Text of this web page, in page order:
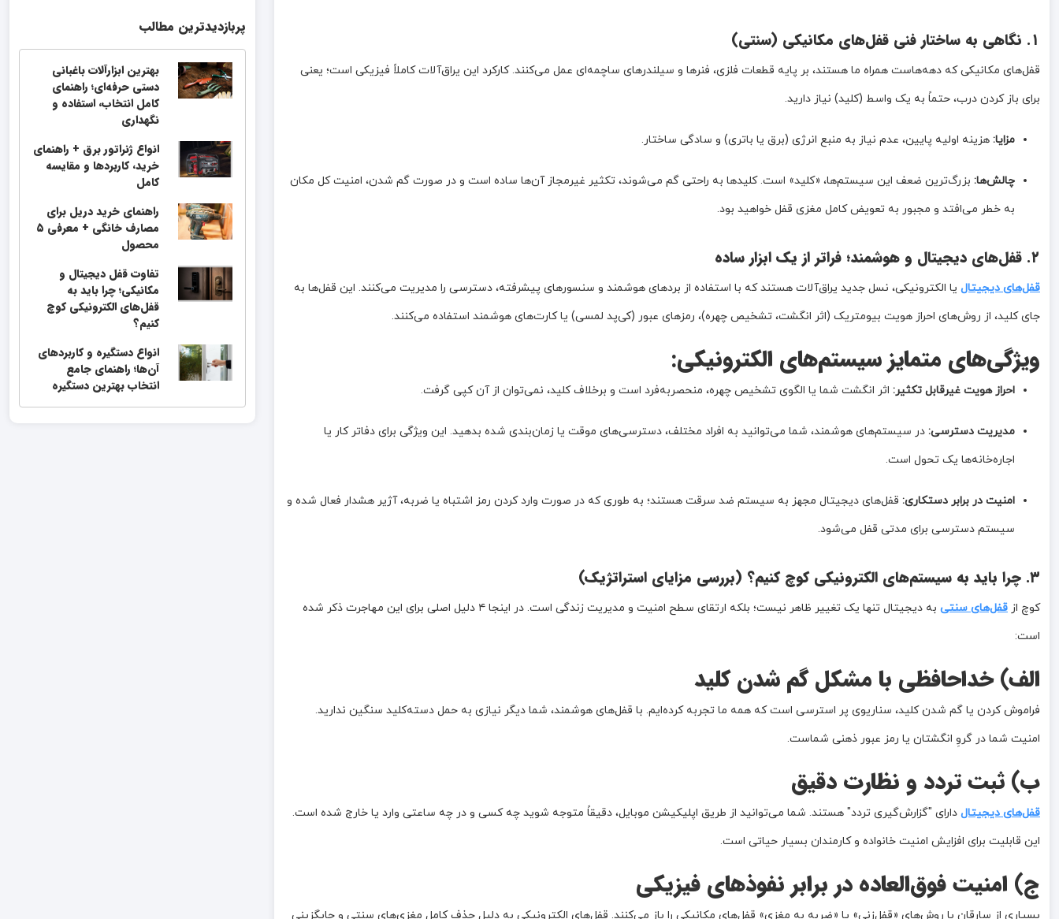
۱. نگاهی به ساختار فنی قفل‌های مکانیکی (سنتی)
قفل‌های مکانیکی که دهه‌هاست همراه ما هستند، بر پایه قطعات فلزی، فنرها و سیلندرهای ساچمه‌ای عمل می‌کنند. کارکرد این یراق‌آلات کاملاً فیزیکی است؛ یعنی
برای باز کردن درب، حتماً به یک واسط (کلید) نیاز دارید.
مزایا: هزینه اولیه پایین، عدم نیاز به منبع انرژی (برق یا باتری) و سادگی ساختار.
چالش‌ها: بزرگ‌ترین ضعف این سیستم‌ها، «کلید» است. کلیدها به راحتی گم می‌شوند، تکثیر غیرمجاز آن‌ها ساده است و در صورت گم شدن، امنیت کل مکان
به خطر می‌افتد و مجبور به تعویض کامل مغزی قفل خواهید بود.
۲. قفل‌های دیجیتال و هوشمند؛ فراتر از یک ابزار ساده
قفل‌های دیجیتال یا الکترونیکی، نسل جدید یراق‌آلات هستند که با استفاده از بردهای هوشمند و سنسورهای پیشرفته، دسترسی را مدیریت می‌کنند. این قفل‌ها به
جای کلید، از روش‌های احراز هویت بیومتریک (اثر انگشت، تشخیص چهره)، رمزهای عبور (کی‌پد لمسی) یا کارت‌های هوشمند استفاده می‌کنند.
ویژگی‌های متمایز سیستم‌های الکترونیکی:
احراز هویت غیرقابل تکثیر: اثر انگشت شما یا الگوی تشخیص چهره، منحصر‌به‌فرد است و برخلاف کلید، نمی‌توان از آن کپی گرفت.
مدیریت دسترسی: در سیستم‌های هوشمند، شما می‌توانید به افراد مختلف، دسترسی‌های موقت یا زمان‌بندی شده بدهید. این ویژگی برای دفاتر کار یا
اجاره‌خانه‌ها یک تحول است.
امنیت در برابر دستکاری: قفل‌های دیجیتال مجهز به سیستم ضد سرقت هستند؛ به طوری که در صورت وارد کردن رمز اشتباه یا ضربه، آژیر هشدار فعال شده و
سیستم دسترسی برای مدتی قفل می‌شود.
۳. چرا باید به سیستم‌های الکترونیکی کوچ کنیم؟ (بررسی مزایای استراتژیک)
کوچ از قفل‌های سنتی
به دیجیتال تنها یک تغییر ظاهر نیست؛ بلکه ارتقای سطح امنیت و مدیریت زندگی است. در اینجا ۴ دلیل اصلی برای این مهاجرت ذکر شده
است:
الف) خداحافظی با مشکل گم شدن کلید
فراموش کردن یا گم شدن کلید، سناریوی پر استرسی است که همه ما تجربه کرده‌ایم. با قفل‌های هوشمند، شما دیگر نیازی به حمل دسته‌کلید سنگین ندارید.
امنیت شما در گروِ انگشتان یا رمز عبور ذهنی شماست.
ب) ثبت تردد و نظارت دقیق
قفل‌های دیجیتال دارای "گزارش‌گیری تردد" هستند. شما می‌توانید از طریق اپلیکیشن موبایل، دقیقاً متوجه شوید چه کسی و در چه ساعتی وارد یا خارج شده است.
این قابلیت برای افزایش امنیت خانواده و کارمندان بسیار حیاتی است.
ج) امنیت فوق‌العاده در برابر نفوذهای فیزیکی
بسیاری از سارقان با روش‌های «قفل‌زنی» یا «ضربه به مغزی» قفل‌های مکانیکی را باز می‌کنند. قفل‌های الکترونیکی به دلیل حذف کامل مغزی‌های سنتی و جایگزینی
پربازدیدترین مطالب
بهترین ابزارآلات باغبانی
دستی حرفه‌ای؛ راهنمای
کامل انتخاب، استفاده و
نگهداری
انواع ژنراتور برق + راهنمای
خرید، کاربردها و مقایسه
کامل
راهنمای خرید دریل برای
مصارف خانگی + معرفی ۵
محصول
تفاوت قفل دیجیتال و
مکانیکی؛ چرا باید به
قفل‌های الکترونیکی کوچ
کنیم؟
انواع دستگیره و کاربردهای
آن‌ها؛ راهنمای جامع
انتخاب بهترین دستگیره